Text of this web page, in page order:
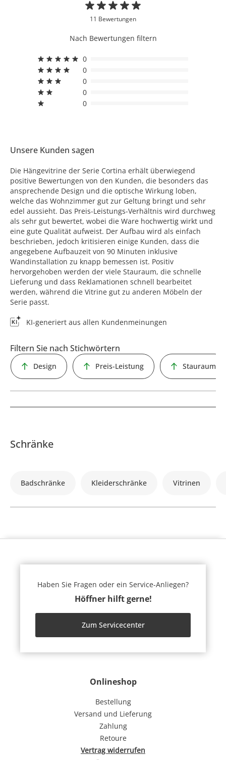
11 Bewertungen
Nach Bewertungen filtern
0
0
0
0
0
Unsere Kunden sagen
Die Hängevitrine der Serie Cortina erhält überwiegend
positive Bewertungen von den Kunden, die besonders das
ansprechende Design und die optische Wirkung loben,
welche das Wohnzimmer gut zur Geltung bringt und sehr
edel aussieht. Das Preis-Leistungs-Verhältnis wird durchweg
als sehr gut bewertet, wobei die Ware hochwertig wirkt und
eine gute Qualität aufweist. Der Aufbau wird als einfach
beschrieben, jedoch kritisieren einige Kunden, dass die
angegebene Aufbauzeit von 90 Minuten inklusive
Wandinstallation zu knapp bemessen ist. Positiv
hervorgehoben werden der viele Stauraum, die schnelle
Lieferung und dass Reklamationen schnell bearbeitet
werden, während die Vitrine gut zu anderen Möbeln der
Serie passt.
KI-generiert aus allen Kundenmeinungen
Filtern Sie nach Stichwörtern
Design Preis-Leistung Stauraum
Schränke
Badschränke Kleiderschränke Vitrinen
Onlineshop
Bestellung
Versand und Lieferung
Zahlung
Retoure
Vertrag widerrufen
Haben Sie Fragen oder ein Service-Anliegen?
Höffner hilft gerne!
Zum Servicecenter